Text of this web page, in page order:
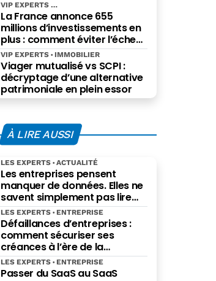
La France annonce 655
millions d’investissements en
plus : comment éviter l’échec
des projets à grande échelle ?
VIP EXPERTS
Viager mutualisé vs SCPI :
décryptage d’une alternative
patrimoniale en plein essor
VIP EXPERTS IMMOBILIER
À LIRE AUSSI
Les entreprises pensent
manquer de données. Elles ne
savent simplement pas lire
celles qu’elles possèdent déjà.
LES EXPERTS ACTUALITÉ
Défaillances d’entreprises :
comment sécuriser ses
créances à l’ère de la
facturation électronique ?
LES EXPERTS ENTREPRISE
Passer du SaaS au SaaS
LES EXPERTS ENTREPRISE